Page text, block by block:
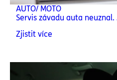
AUTO/ MOTO
Servis závadu auta
Zjistit více